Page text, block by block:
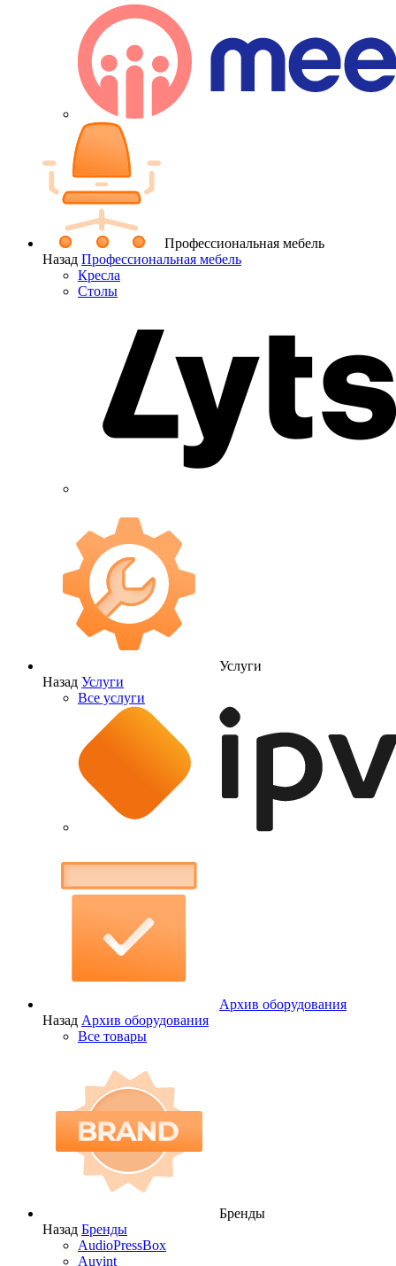
Профессиональная мебель
Назад Профессиональная мебель
Кресла
Столы
Услуги
Назад Услуги
Все услуги
Архив оборудования
Назад Архив оборудования
Все товары
Бренды
Назад Бренды
AudioPressBox
Auvint